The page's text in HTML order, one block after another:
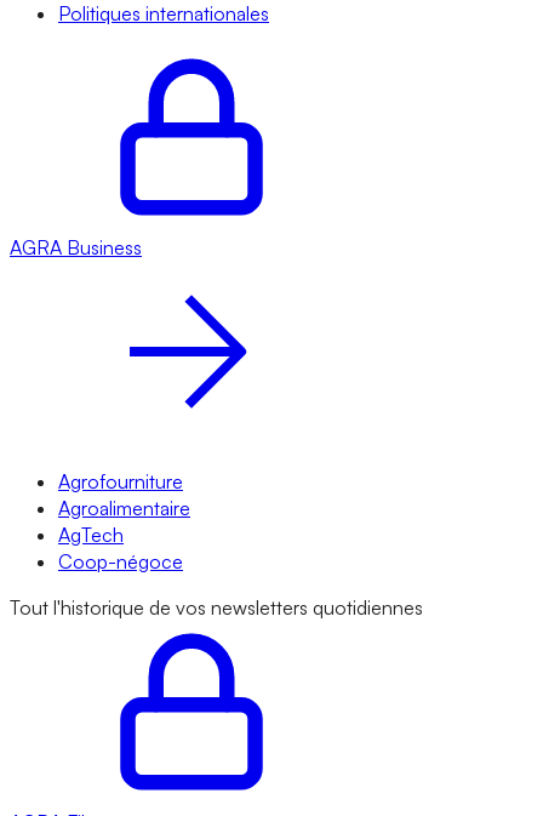
Politiques internationales
AGRA Business
Agrofourniture
Agroalimentaire
AgTech
Coop-négoce
Tout l'historique de vos newsletters quotidiennes